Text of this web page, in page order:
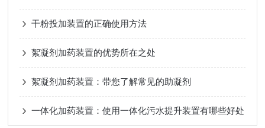
干粉投加装置的正确使用方法
絮凝剂加药装置的优势所在之处
絮凝剂加药装置：带您了解常见的助凝剂
一体化加药装置：使用一体化污水提升装置有哪些好处